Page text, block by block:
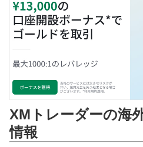
XMトレーダーの海
情報